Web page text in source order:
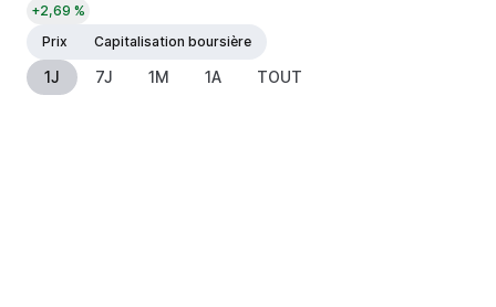
+2,69 %
Prix
Capitalisation boursière
1J 7J 1M 1A TOUT